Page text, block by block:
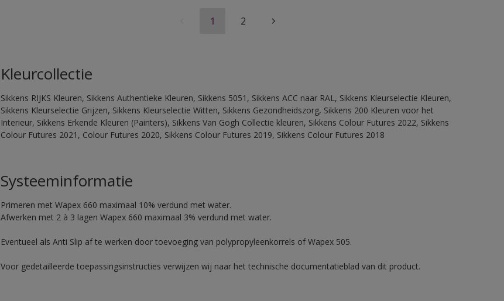
1 2
Kleurcollectie
Sikkens RIJKS Kleuren, Sikkens Authentieke Kleuren, Sikkens 5051, Sikkens ACC naar RAL, Sikkens Kleurselectie Kleuren,
Sikkens Kleurselectie Grijzen, Sikkens Kleurselectie Witten, Sikkens Gezondheidszorg, Sikkens 200 Kleuren voor het
Interieur, Sikkens Erkende Kleuren (Painters), Sikkens Van Gogh Collectie kleuren, Sikkens Colour Futures 2022, Sikkens
Colour Futures 2021, Colour Futures 2020, Sikkens Colour Futures 2019, Sikkens Colour Futures 2018
Systeeminformatie
Primeren met Wapex 660 maximaal 10% verdund met water.
Afwerken met 2 à 3 lagen Wapex 660 maximaal 3% verdund met water.
Eventueel als Anti Slip af te werken door toevoeging van polypropyleenkorrels of Wapex 505.
Voor gedetailleerde toepassingsinstructies verwijzen wij naar het technische documentatieblad van dit product.